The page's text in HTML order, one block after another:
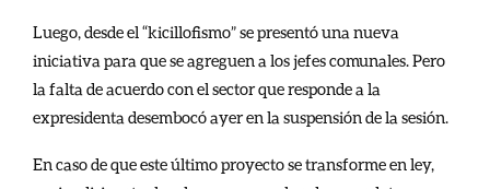
Luego, desde el “kicillofismo” se presentó una nueva
iniciativa para que se agreguen a los jefes comunales. Pero
la falta de acuerdo con el sector que responde a la
expresidenta desembocó ayer en la suspensión de la sesión.
En caso de que este último proyecto se transforme en ley,